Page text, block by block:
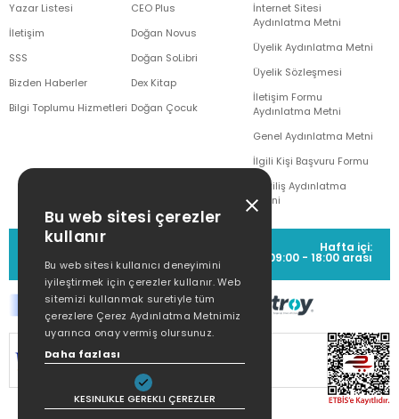
Yazar Listesi
İletişim
SSS
Bizden Haberler
Bilgi Toplumu Hizmetleri
CEO Plus
Doğan Novus
Doğan SoLibri
Dex Kitap
Doğan Çocuk
İnternet Sitesi
Aydınlatma Metni
Üyelik Aydınlatma Metni
Üyelik Sözleşmesi
İletişim Formu
Aydınlatma Metni
Genel Aydınlatma Metni
İlgili Kişi Başvuru Formu
Çekiliş Aydınlatma
Metni
MÜŞTERİ HİZMETLERİ
(0212) 373 77 00
Hafta içi:
09:00 - 18:00 arası
SİTEMİZ
KORUNMAKTADIR.
Bu web sitesi çerezler
kullanır
Bu web sitesi kullanıcı deneyimini
iyileştirmek için çerezler kullanır. Web
sitemizi kullanmak suretiyle tüm
çerezlere Çerez Aydınlatma Metnimiz
uyarınca onay vermiş olursunuz.
Daha fazlası
KESINLIKLE GEREKLI ÇEREZLER